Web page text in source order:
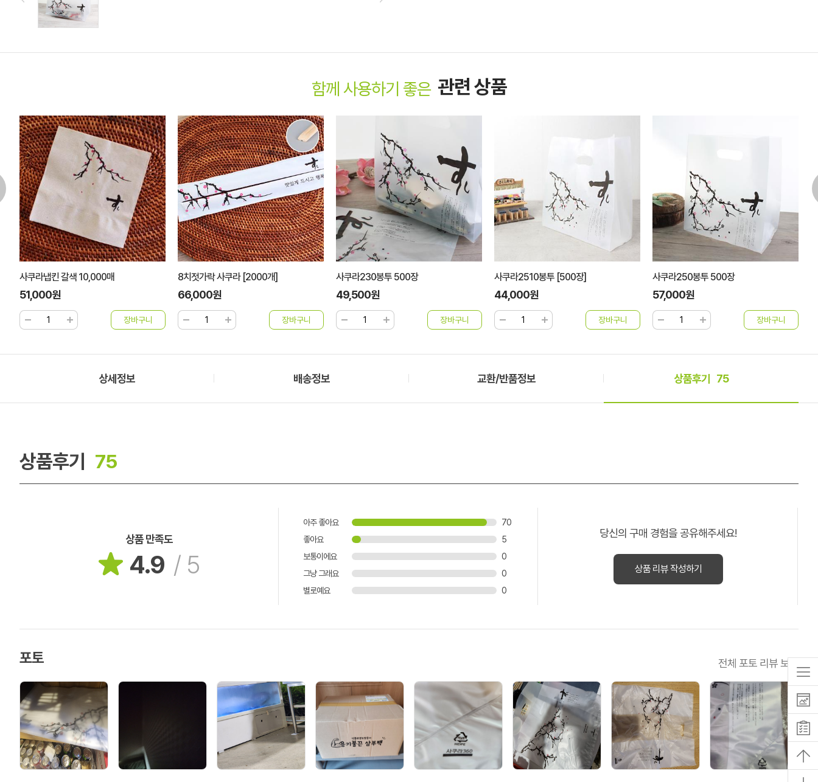
함께 사용하기 좋은 관련 상품
사쿠라냅킨 갈색 10,000매
51,000원
8치젓가락 사쿠라 [2000개]
66,000원
사쿠라230봉투 500장
49,500원
사쿠라2510봉투 [500장]
44,000원
사쿠라250봉투 500장
57,000원
상세정보 배송정보 교환/반품정보 상품후기 75
상품후기 75
상품 만족도
4.9 / 5
아주 좋아요
70
좋아요
5
보통이에요
0
그냥 그래요
0
별로예요
0
당신의 구매 경험을 공유해주세요!
상품 리뷰 작성하기
포토 전체 포토 리뷰 보기